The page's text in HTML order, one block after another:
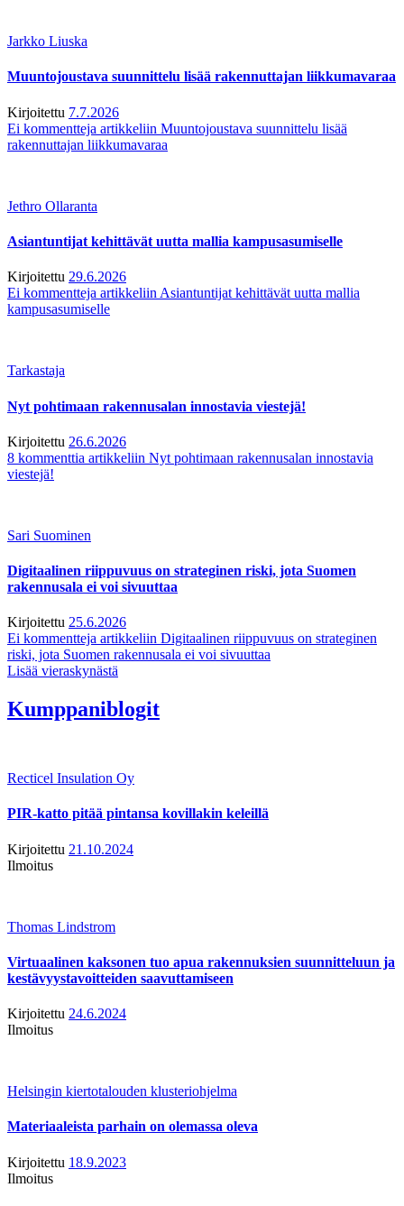
Jarkko Liuska
Muuntojoustava suunnittelu lisää rakennuttajan liikkumavaraa
Kirjoitettu 7.7.2026
Ei kommentteja artikkeliin Muuntojoustava suunnittelu lisää
rakennuttajan liikkumavaraa
Jethro Ollaranta
Asiantuntijat kehittävät uutta mallia kampusasumiselle
Kirjoitettu 29.6.2026
Ei kommentteja artikkeliin Asiantuntijat kehittävät uutta mallia
kampusasumiselle
Tarkastaja
Nyt pohtimaan rakennusalan innostavia viestejä!
Kirjoitettu 26.6.2026
8 kommenttia artikkeliin Nyt pohtimaan rakennusalan innostavia
viestejä!
Sari Suominen
Digitaalinen riippuvuus on strateginen riski, jota Suomen
rakennusala ei voi sivuuttaa
Kirjoitettu 25.6.2026
Ei kommentteja artikkeliin Digitaalinen riippuvuus on strateginen
riski, jota Suomen rakennusala ei voi sivuuttaa
Lisää vieraskynästä
Kumppaniblogit
Recticel Insulation Oy
PIR-katto pitää pintansa kovillakin keleillä
Kirjoitettu 21.10.2024
Ilmoitus
Thomas Lindstrom
Virtuaalinen kaksonen tuo apua rakennuksien suunnitteluun ja
kestävyystavoitteiden saavuttamiseen
Kirjoitettu 24.6.2024
Ilmoitus
Helsingin kiertotalouden klusteriohjelma
Materiaaleista parhain on olemassa oleva
Kirjoitettu 18.9.2023
Ilmoitus